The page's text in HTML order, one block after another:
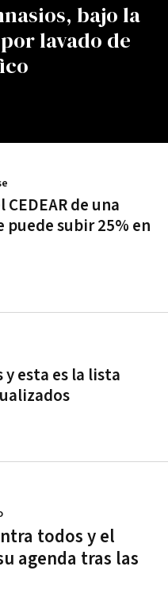
bajo la
lavado de
de una
puede subir 25% en
esta es la lista
todos y el
agenda tras las